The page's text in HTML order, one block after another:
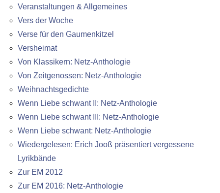
Veranstaltungen & Allgemeines
Vers der Woche
Verse für den Gaumenkitzel
Versheimat
Von Klassikern: Netz-Anthologie
Von Zeitgenossen: Netz-Anthologie
Weihnachtsgedichte
Wenn Liebe schwant II: Netz-Anthologie
Wenn Liebe schwant III: Netz-Anthologie
Wenn Liebe schwant: Netz-Anthologie
Wiedergelesen: Erich Jooß präsentiert vergessene
Lyrikbände
Zur EM 2012
Zur EM 2016: Netz-Anthologie